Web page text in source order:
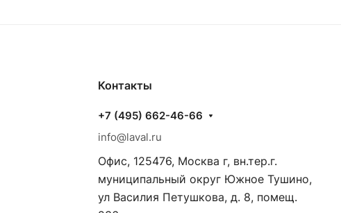
Контакты
+7 (495) 662-46-66
info@laval.ru
Офис, 125476, Москва г, вн.тер.г.
муниципальный округ Южное Тушино,
ул Василия Петушкова, д. 8, помещ.